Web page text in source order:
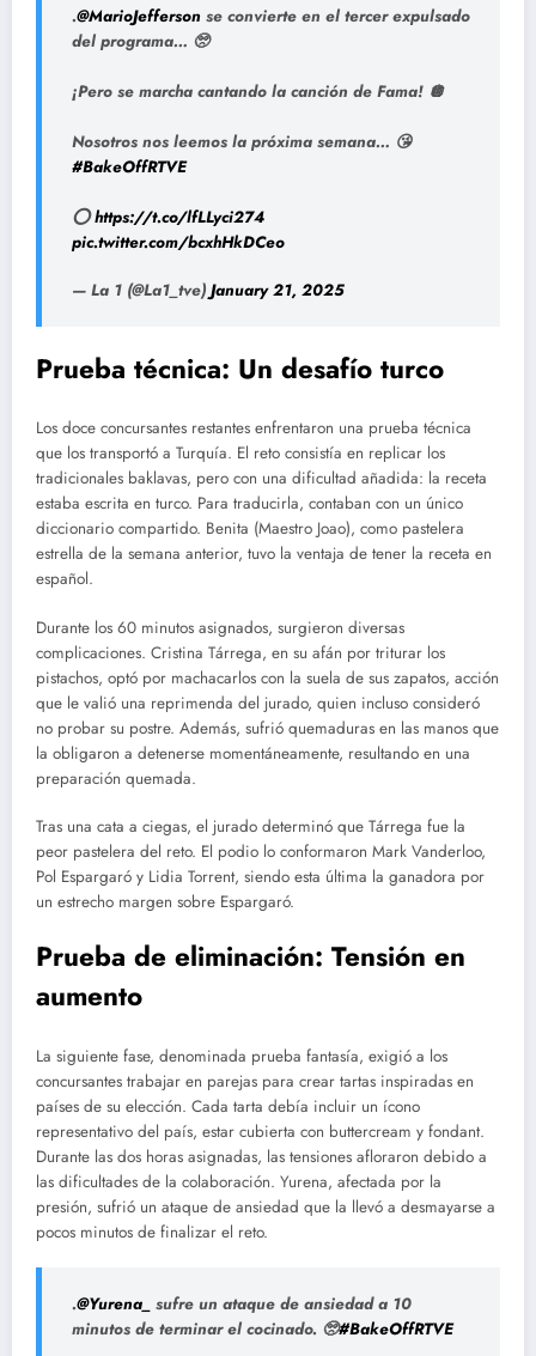
.@MarioJefferson se convierte en el tercer expulsado
del programa… 🥺
¡Pero se marcha cantando la canción de Fama! 🪩
Nosotros nos leemos la próxima semana… 😘
#BakeOffRTVE
⭕https://t.co/lfLLyci274
pic.twitter.com/bcxhHkDCeo
— La 1 (@La1_tve) January 21, 2025
Prueba técnica: Un desafío turco
Los doce concursantes restantes enfrentaron una prueba técnica
que los transportó a Turquía. El reto consistía en replicar los
tradicionales baklavas, pero con una dificultad añadida: la receta
estaba escrita en turco. Para traducirla, contaban con un único
diccionario compartido. Benita (Maestro Joao), como pastelera
estrella de la semana anterior, tuvo la ventaja de tener la receta en
español.
Durante los 60 minutos asignados, surgieron diversas
complicaciones. Cristina Tárrega, en su afán por triturar los
pistachos, optó por machacarlos con la suela de sus zapatos, acción
que le valió una reprimenda del jurado, quien incluso consideró
no probar su postre. Además, sufrió quemaduras en las manos que
la obligaron a detenerse momentáneamente, resultando en una
preparación quemada.
Tras una cata a ciegas, el jurado determinó que Tárrega fue la
peor pastelera del reto. El podio lo conformaron Mark Vanderloo,
Pol Espargaró y Lidia Torrent, siendo esta última la ganadora por
un estrecho margen sobre Espargaró.
Prueba de eliminación: Tensión en
aumento
La siguiente fase, denominada prueba fantasía, exigió a los
concursantes trabajar en parejas para crear tartas inspiradas en
países de su elección. Cada tarta debía incluir un ícono
representativo del país, estar cubierta con buttercream y fondant.
Durante las dos horas asignadas, las tensiones afloraron debido a
las dificultades de la colaboración. Yurena, afectada por la
presión, sufrió un ataque de ansiedad que la llevó a desmayarse a
pocos minutos de finalizar el reto.
.@Yurena_ sufre un ataque de ansiedad a 10
minutos de terminar el cocinado. 🥺#BakeOffRTVE